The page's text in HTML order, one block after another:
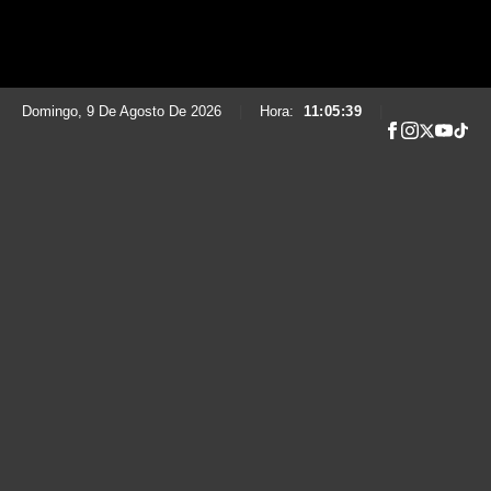
Domingo, 9 De Agosto De 2026 Hora: 11:05:40